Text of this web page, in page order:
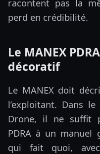
racontent pas la
perd en crédibilité.
Le MANEX
décoratif
Le MANEX doit
l’exploitant. Dans
Drone, il ne suffit
PDRA à un
qui fait quoi, avec